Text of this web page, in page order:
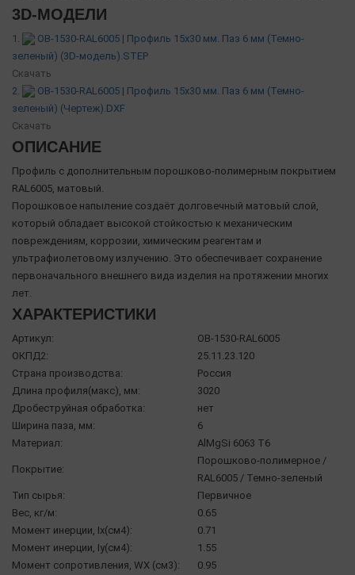
3D-МОДЕЛИ
1.
OB-1530-RAL6005 | Профиль 15х30 мм. Паз 6 мм (Темно-
зеленый) (3D-модель).STEP
Скачать
2.
OB-1530-RAL6005 | Профиль 15х30 мм. Паз 6 мм (Темно-
зеленый) (Чертеж).DXF
Скачать
ОПИСАНИЕ
Профиль с дополнительным порошково-полимерным покрытием
RAL6005, матовый.
Порошковое напыление создаёт долговечный матовый слой,
который обладает высокой стойкостью к механическим
повреждениям, коррозии, химическим реагентам и
ультрафиолетовому излучению. Это обеспечивает сохранение
первоначального внешнего вида изделия на протяжении многих
лет.
ХАРАКТЕРИСТИКИ
Артикул:
OB-1530-RAL6005
ОКПД2:
25.11.23.120
Страна производства:
Россия
Длина профиля(макс), мм:
3020
Дробеструйная обработка:
нет
Ширина паза, мм:
6
Материал:
AlMgSi 6063 Т6
Покрытие:
Порошково-полимерное /
RAL6005 / Темно-зеленый
Тип сырья:
Первичное
Вес, кг/м:
0.65
Момент инерции, Ix(см4):
0.71
Момент инерции, Iy(см4):
1.55
Момент сопротивления, WX (см3):
0.95